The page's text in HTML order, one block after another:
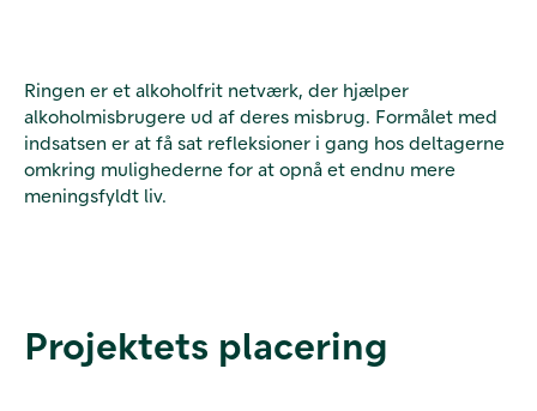
Ringen er et alkoholfrit netværk, der hjælper
alkoholmisbrugere ud af deres misbrug. Formålet med
indsatsen er at få sat refleksioner i gang hos deltagerne
omkring mulighederne for at opnå et endnu mere
meningsfyldt liv.
Projektets placering